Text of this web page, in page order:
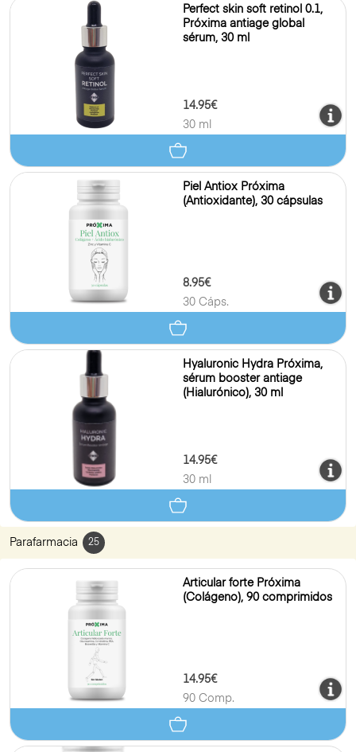
Perfect skin soft retinol 0.1,
Próxima antiage global
sérum, 30 ml
14.95€
30 ml
Piel Antiox Próxima
(Antioxidante), 30 cápsulas
8.95€
30 Cáps.
Hyaluronic Hydra Próxima,
sérum booster antiage
(Hialurónico), 30 ml
14.95€
30 ml
Parafarmacia 25
Articular forte Próxima
(Colágeno), 90 comprimidos
14.95€
90 Comp.